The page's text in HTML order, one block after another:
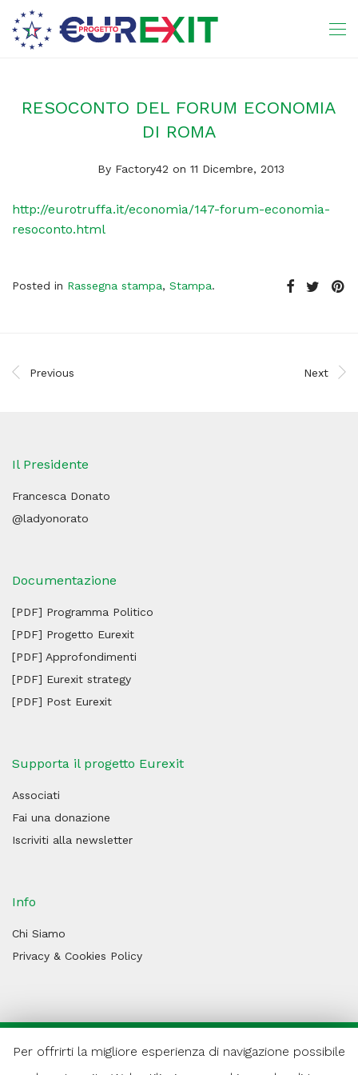
RESOCONTO DEL FORUM ECONOMIA
DI ROMA
By Factory42 on 11 Dicembre, 2013
http://eurotruffa.it/economia/147-forum-economia-
resoconto.html
Posted in Rassegna stampa, Stampa.
Previous Next
Il Presidente
Francesca Donato
@ladyonorato
Documentazione
[PDF] Programma Politico
[PDF] Progetto Eurexit
[PDF] Approfondimenti
[PDF] Eurexit strategy
[PDF] Post Eurexit
Supporta il progetto Eurexit
Associati
Fai una donazione
Iscriviti alla newsletter
Info
Chi Siamo
Privacy & Cookies Policy
© 2026 Progetto Eurexit
Per offrirti la migliore esperienza di navigazione possibile